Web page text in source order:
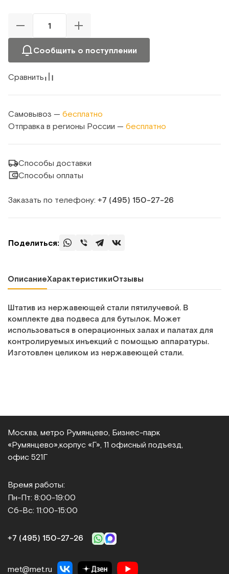
Сообщить о поступлении
Сравнить
Самовывоз — бесплатно
Отправка в регионы России — бесплатно
Способы доставки
Способы оплаты
Заказать по телефону: +7 (495) 150‑27‑26
Поделиться:
ОписаниеХарактеристикиОтзывы
Штатив из нержавеющей стали пятилучевой. В
комплекте два подвеса для бутылок. Может
использоваться в операционных залах и палатах для
контролируемых инъекций с помощью аппаратуры.
Изготовлен целиком из нержавеющей стали.
Москва, метро Румянцево, Бизнес‑парк
«Румянцево», корпус «Г», 11 офисный подъезд,
офис 521Г
Время работы:
Пн-Пт: 8:00-19:00
Сб-Вс: 11:00-15:00
+7 (495) 150‑27‑26
met@met.ru